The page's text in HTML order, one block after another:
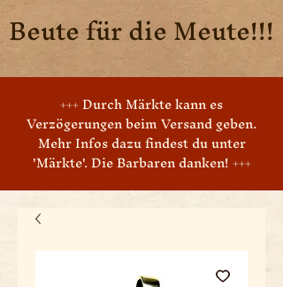
Beute für die Meute!!!
+++ Durch Märkte kann es
Verzögerungen beim Versand geben.
Mehr Infos dazu findest du unter
'Märkte'. Die Barbaren danken! +++